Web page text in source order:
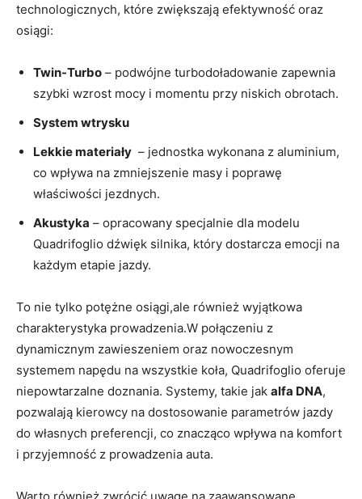
technologicznych, które zwiększają efektywność⁤ oraz
osiągi:
Twin-Turbo – podwójne turbodoładowanie zapewnia
⁢szybki wzrost mocy i momentu przy⁣ niskich‍ obrotach.
System⁤ wtrysku
Lekkie materiały ‌ – jednostka wykonana⁣ z aluminium,
co wpływa ⁣na zmniejszenie masy i poprawę
właściwości jezdnych.
Akustyka –⁢ opracowany specjalnie dla ⁢modelu‍
Quadrifoglio dźwięk‍ silnika, który dostarcza emocji na
⁢każdym etapie jazdy.
To nie tylko⁤ potężne osiągi,ale ‌również ⁣wyjątkowa
charakterystyka prowadzenia.W połączeniu z
dynamicznym zawieszeniem oraz nowoczesnym
systemem napędu ‌na wszystkie koła, Quadrifoglio oferuje
niepowtarzalne doznania. ​Systemy, takie jak alfa⁣ DNA,
pozwalają kierowcy ⁤na⁤ dostosowanie parametrów jazdy
do ⁢własnych preferencji, co⁤ znacząco⁢ wpływa na komfort​
i przyjemność z prowadzenia auta.